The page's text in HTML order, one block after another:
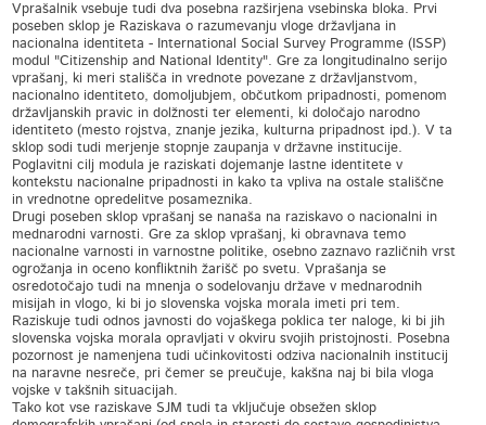
Vprašalnik vsebuje tudi dva posebna razširjena vsebinska bloka. Prvi
poseben sklop je Raziskava o razumevanju vloge državljana in
nacionalna identiteta - International Social Survey Programme (ISSP)
modul "Citizenship and National Identity". Gre za longitudinalno serijo
vprašanj, ki meri stališča in vrednote povezane z državljanstvom,
nacionalno identiteto, domoljubjem, občutkom pripadnosti, pomenom
državljanskih pravic in dolžnosti ter elementi, ki določajo narodno
identiteto (mesto rojstva, znanje jezika, kulturna pripadnost ipd.). V ta
sklop sodi tudi merjenje stopnje zaupanja v državne institucije.
Poglavitni cilj modula je raziskati dojemanje lastne identitete v
kontekstu nacionalne pripadnosti in kako ta vpliva na ostale stališčne
in vrednotne opredelitve posameznika.
Drugi poseben sklop vprašanj se nanaša na raziskavo o nacionalni in
mednarodni varnosti. Gre za sklop vprašanj, ki obravnava temo
nacionalne varnosti in varnostne politike, osebno zaznavo različnih vrst
ogrožanja in oceno konfliktnih žarišč po svetu. Vprašanja se
osredotočajo tudi na mnenja o sodelovanju države v mednarodnih
misijah in vlogo, ki bi jo slovenska vojska morala imeti pri tem.
Raziskuje tudi odnos javnosti do vojaškega poklica ter naloge, ki bi jih
slovenska vojska morala opravljati v okviru svojih pristojnosti. Posebna
pozornost je namenjena tudi učinkovitosti odziva nacionalnih institucij
na naravne nesreče, pri čemer se preučuje, kakšna naj bi bila vloga
vojske v takšnih situacijah.
Tako kot vse raziskave SJM tudi ta vključuje obsežen sklop